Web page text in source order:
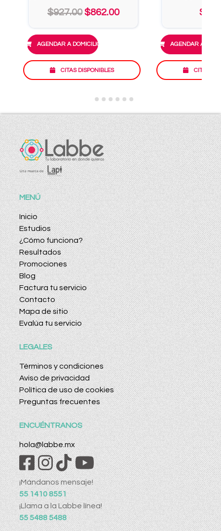
$927.00 $862.00
AGENDAR A DOMICILIO
CITAS DISPONIBLES
AGENDAR A
CITAS
MENÚ
Inicio
Estudios
¿Cómo funciona?
Resultados
Promociones
Blog
Factura tu servicio
Contacto
Mapa de sitio
Evalúa tu servicio
LEGALES
Términos y condiciones
Aviso de privacidad
Política de uso de cookies
Preguntas frecuentes
ENCUÉNTRANOS
hola@labbe.mx
¡Mándanos mensaje!
55 1410 8551
¡Llama a la Labbe línea!
55 5488 5488